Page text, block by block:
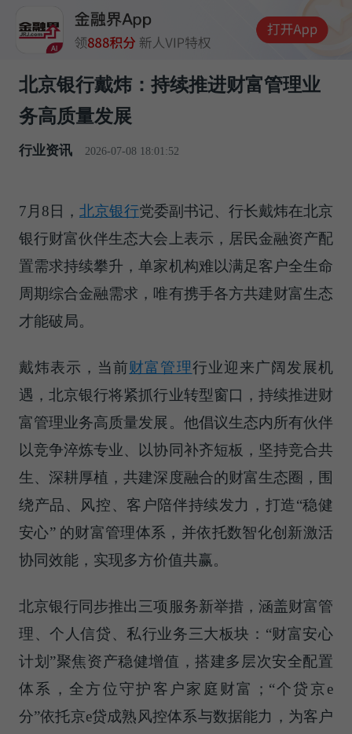
北京银行戴炜：持续推进财富管理业
务高质量发展
行业资讯 2026-07-08 18:01:52
7月8日， 北京银行党委副书记、行长戴炜在北京
银行财富伙伴生态大会上表示，居民金融资产配
置需求持续攀升，单家机构难以满足客户全生命
周期综合金融需求，唯有携手各方共建财富生态
才能破局。
戴炜表示，当前财富管理行业迎来广阔发展机
遇，北京银行将紧抓行业转型窗口，持续推进财
富管理业务高质量发展。他倡议生态内所有伙伴
以竞争淬炼专业、以协同补齐短板，坚持竞合共
生、深耕厚植，共建深度融合的财富生态圈，围
绕产品、风控、客户陪伴持续发力，打造“稳健
安心” 的财富管理体系，并依托数智化创新激活
协同效能，实现多方价值共赢。
北京银行同步推出三项服务新举措，涵盖财富管
理、个人信贷、私行业务三大板块：“财富安心
计划”聚焦资产稳健增值，搭建多层次安全配置
体系，全方位守护客户家庭财富；“个贷京e
分”依托京e贷成熟风控体系与数据能力，为客户